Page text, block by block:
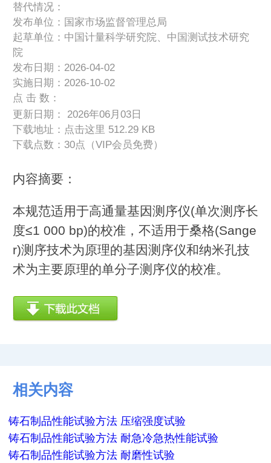
替代情况：
发布单位：国家市场监督管理总局
起草单位：中国计量科学研究院、中国测试技术研究
院
发布日期：2026-04-02
实施日期：2026-10-02
点 击 数：
更新日期： 2026年06月03日
下载地址： 点击这里 512.29 KB
下载点数：30点（VIP会员免费）
内容摘要：
本规范适用于高通量基因测序仪(单次测序长
度≤1 000 bp)的校准，不适用于桑格(Sange
r)测序技术为原理的基因测序仪和纳米孔技
术为主要原理的单分子测序仪的校准。
相关内容
铸石制品性能试验方法 压缩强度试验
铸石制品性能试验方法 耐急冷急热性能试验
铸石制品性能试验方法 耐磨性试验